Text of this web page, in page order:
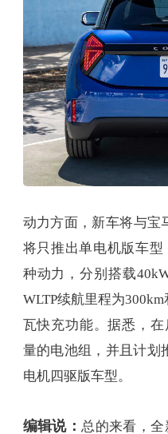
动力方面，新车将与宝
将只推出单电机版车型
种动力，分别搭载
WLTP续航里程为
瓦快充功能。据悉，
量的电池组，并且计划
电机四驱版车型。
编辑说：总的来看，